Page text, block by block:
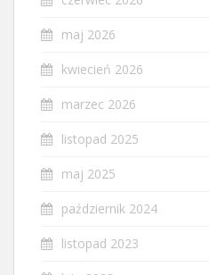
maj 2026
kwiecień 2026
marzec 2026
listopad 2025
maj 2025
październik 2024
listopad 2023